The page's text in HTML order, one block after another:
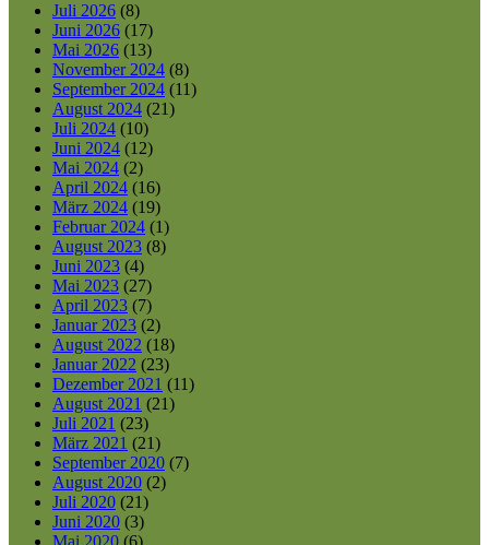
Juli 2026 (8)
Juni 2026 (17)
Mai 2026 (13)
November 2024 (8)
September 2024 (11)
August 2024 (21)
Juli 2024 (10)
Juni 2024 (12)
Mai 2024 (2)
April 2024 (16)
März 2024 (19)
Februar 2024 (1)
August 2023 (8)
Juni 2023 (4)
Mai 2023 (27)
April 2023 (7)
Januar 2023 (2)
August 2022 (18)
Januar 2022 (23)
Dezember 2021 (11)
August 2021 (21)
Juli 2021 (23)
März 2021 (21)
September 2020 (7)
August 2020 (2)
Juli 2020 (21)
Juni 2020 (3)